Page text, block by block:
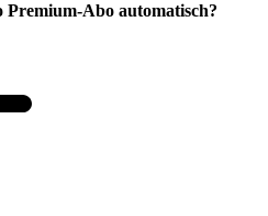
Premium-Abo automatisch?